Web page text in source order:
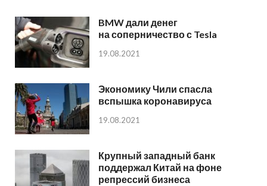
BMW дали денег
на соперничество с Tesla
19.08.2021
Экономику Чили спасла
вспышка коронавируса
19.08.2021
Крупный западный банк
поддержал Китай на фоне
репрессий бизнеса